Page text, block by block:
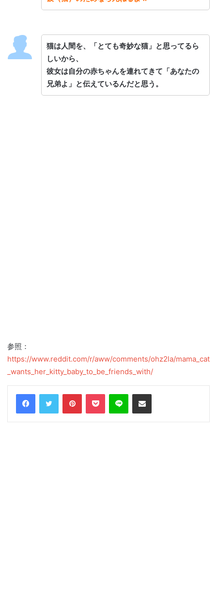
猫は人間を、「とても奇妙な猫」と思ってるら
しいから、
彼女は自分の赤ちゃんを連れてきて「あなたの
兄弟よ」と伝えているんだと思う。
参照：
https://www.reddit.com/r/aww/comments/ohz2la/mama_cat
_wants_her_kitty_baby_to_be_friends_with/
FacebookTwitter PinterestPocket Line Share via Email